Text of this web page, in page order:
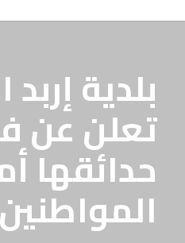
بلدية
تعلن عن
حدائقها